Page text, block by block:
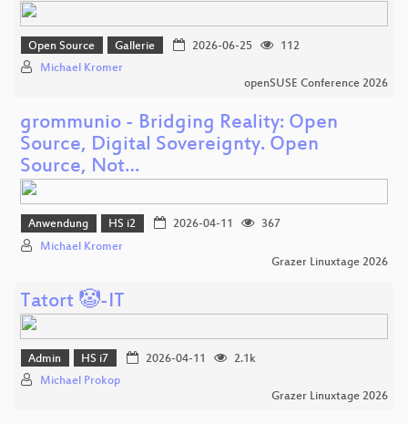
Open Source Gallerie 2026-06-25
112
Michael Kromer
openSUSE Conference 2026
grommunio - Bridging Reality: Open
Source, Digital Sovereignty. Open
Source, Not…
Anwendung HS i2 2026-04-11
367
Michael Kromer
Grazer Linuxtage 2026
Tatort 🤡-IT
Admin HS i7 2026-04-11
2.1k
Michael Prokop
Grazer Linuxtage 2026